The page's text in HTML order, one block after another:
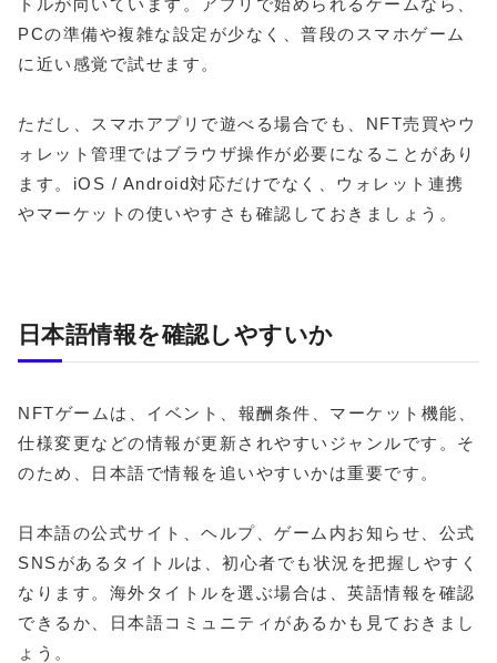
トルが向いています。アプリで始められるゲームなら、
PCの準備や複雑な設定が少なく、普段のスマホゲーム
に近い感覚で試せます。
ただし、スマホアプリで遊べる場合でも、NFT売買やウ
ォレット管理ではブラウザ操作が必要になることがあり
ます。iOS / Android対応だけでなく、ウォレット連携
やマーケットの使いやすさも確認しておきましょう。
日本語情報を確認しやすいか
NFTゲームは、イベント、報酬条件、マーケット機能、
仕様変更などの情報が更新されやすいジャンルです。そ
のため、日本語で情報を追いやすいかは重要です。
日本語の公式サイト、ヘルプ、ゲーム内お知らせ、公式
SNSがあるタイトルは、初心者でも状況を把握しやすく
なります。海外タイトルを選ぶ場合は、英語情報を確認
できるか、日本語コミュニティがあるかも見ておきまし
ょう。